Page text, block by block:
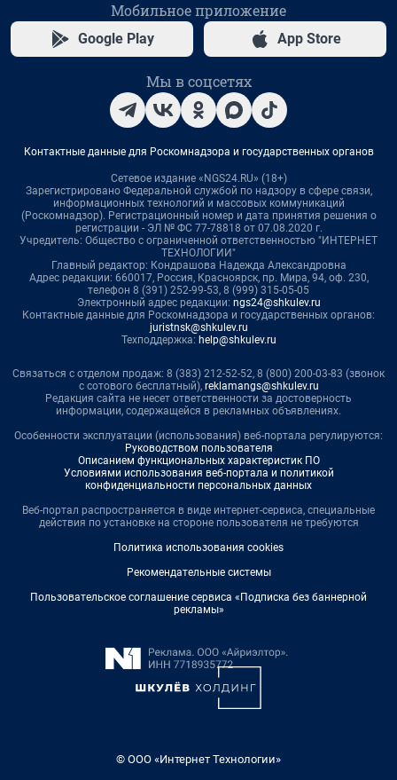
Мобильное приложение
Google Play App Store
Мы в соцсетях
Контактные данные для Роскомнадзора и государственных органов
Сетевое издание «NGS24.RU» (18+)
Зарегистрировано Федеральной службой по надзору в сфере связи,
информационных технологий и массовых коммуникаций
(Роскомнадзор). Регистрационный номер и дата принятия решения о
регистрации - ЭЛ № ФС 77-78818 от 07.08.2020 г.
Учредитель: Общество с ограниченной ответственностью "ИНТЕРНЕТ
ТЕХНОЛОГИИ"
Главный редактор: Кондрашова Надежда Александровна
Адрес редакции: 660017, Россия, Красноярск, пр. Мира, 94, оф. 230,
телефон 8 (391) 252-99-53, 8 (999) 315-05-05
Электронный адрес редакции: ngs24@shkulev.ru
Контактные данные для Роскомнадзора и государственных органов:
juristnsk@shkulev.ru
Техподдержка: help@shkulev.ru
Связаться с отделом продаж: 8 (383) 212-52-52, 8 (800) 200-03-83 (звонок
с сотового бесплатный), reklamangs@shkulev.ru
Редакция сайта не несет ответственности за достоверность
информации, содержащейся в рекламных объявлениях.
Особенности эксплуатации (использования) веб-портала регулируются:
Руководством пользователя
Описанием функциональных характеристик ПО
Условиями использования веб-портала и политикой
конфиденциальности персональных данных
Веб-портал распространяется в виде интернет-сервиса, специальные
действия по установке на стороне пользователя не требуются
Политика использования cookies
Рекомендательные системы
Пользовательское соглашение сервиса «Подписка без баннерной
рекламы»
© ООО «Интернет Технологии»